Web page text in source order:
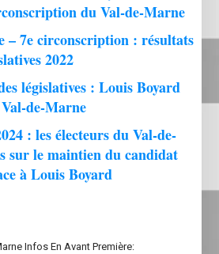
du Val-de-Marne
– 7e circonscription : résultats
2022
législatives : Louis Boyard
de-Marne
: les électeurs du Val-de-
sur le maintien du candidat
à Louis Boyard
Infos En Avant Première: